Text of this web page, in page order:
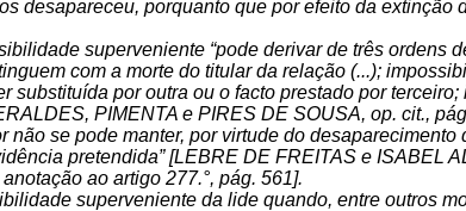
desapareceu, porquanto que por efeito da extinção
superveniente “pode derivar de três ordens
com a morte do titular da relação (...);
por outra ou o facto prestado por
PIMENTA e PIRES DE SOUSA, op. cit.,
se pode manter, por virtude do
pretendida” [LEBRE DE FREITAS e ISABEL
ao artigo 277.°, pág. 561].
superveniente da lide quando, entre outros